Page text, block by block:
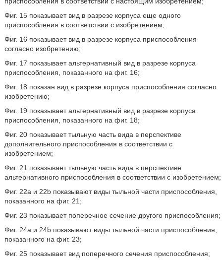
Фиг. 15 показывает вид в разрезе корпуса еще одного
приспособления в соответствии с изобретением;
Фиг. 16 показывает вид в разрезе корпуса приспособления
согласно изобретению;
Фиг. 17 показывает альтернативный вид в разрезе корпуса
приспособления, показанного на фиг. 16;
Фиг. 18 показан вид в разрезе корпуса приспособления согласно
изобретению;
Фиг. 19 показывает альтернативный вид в разрезе корпуса
приспособления, показанного на фиг. 18;
Фиг. 20 показывает тыльную часть вида в перспективе
дополнительного приспособления в соответствии с
изобретением;
Фиг. 21 показывает тыльную часть вида в перспективе
альтернативного приспособления в соответствии с изобретением;
Фиг. 22a и 22b показывают виды тыльной части приспособления,
показанного на фиг. 21;
Фиг. 23 показывает поперечное сечение другого приспособления;
Фиг. 24a и 24b показывают виды тыльной части приспособления,
показанного на фиг. 23;
Фиг. 25 показывает вид поперечного сечения приспособления;